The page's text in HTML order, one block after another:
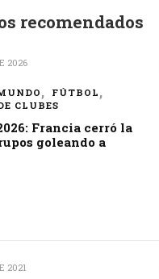
recomendados
2026
FÚTBOL
CLUBES
Francia cerró la
goleando a
2021